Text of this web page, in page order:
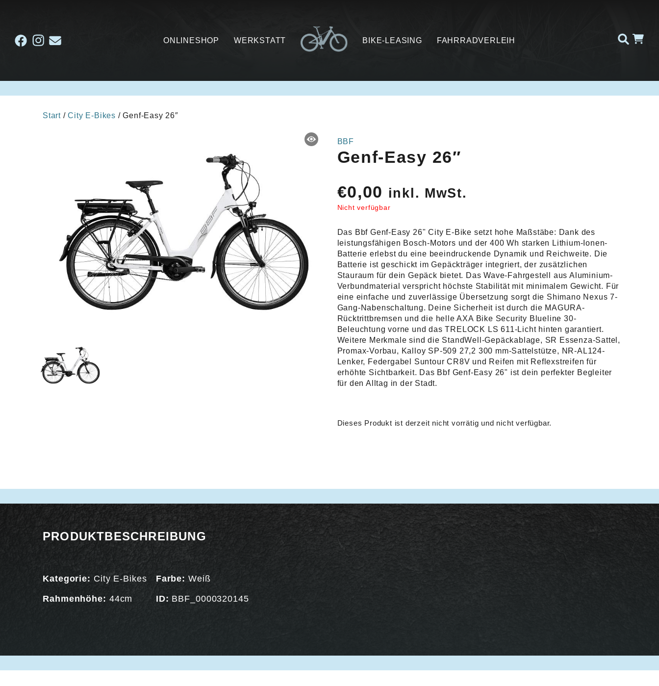
ONLINESHOP WERKSTATT BIKE-LEASING FAHRRADVERLEIH
Start /City E-Bikes / Genf-Easy 26″
BBF
Genf-Easy 26″
€0,00 inkl. MwSt.
Nicht verfügbar
Das Bbf Genf-Easy 26" City E-Bike setzt hohe Maßstäbe: Dank des
leistungsfähigen Bosch-Motors und der 400 Wh starken Lithium-Ionen-
Batterie erlebst du eine beeindruckende Dynamik und Reichweite. Die
Batterie ist geschickt im Gepäckträger integriert, der zusätzlichen
Stauraum für dein Gepäck bietet. Das Wave-Fahrgestell aus Aluminium-
Verbundmaterial verspricht höchste Stabilität mit minimalem Gewicht. Für
eine einfache und zuverlässige Übersetzung sorgt die Shimano Nexus 7-
Gang-Nabenschaltung. Deine Sicherheit ist durch die MAGURA-
Rücktrittbremsen und die helle AXA Bike Security Blueline 30-
Beleuchtung vorne und das TRELOCK LS 611-Licht hinten garantiert.
Weitere Merkmale sind die StandWell-Gepäckablage, SR Essenza-Sattel,
Promax-Vorbau, Kalloy SP-509 27,2 300 mm-Sattelstütze, NR-AL124-
Lenker, Federgabel Suntour CR8V und Reifen mit Reflexstreifen für
erhöhte Sichtbarkeit. Das Bbf Genf-Easy 26" ist dein perfekter Begleiter
für den Alltag in der Stadt.
Dieses Produkt ist derzeit nicht vorrätig und nicht verfügbar.
PRODUKTBESCHREIBUNG
Kategorie: City E-Bikes
Rahmenhöhe: 44cm
Farbe: Weiß
ID: BBF_0000320145